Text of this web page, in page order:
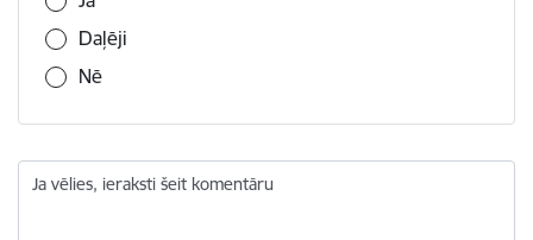
Daļēji
Nē
Ja vēlies, ieraksti šeit komentāru